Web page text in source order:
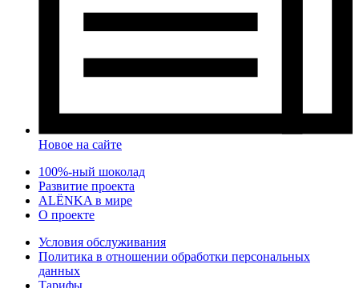
Новое на сайте
100%-ный шоколад
Развитие проекта
ALЁNKA в мире
О проекте
Условия обслуживания
Политика в отношении обработки персональных
данных
Тарифы